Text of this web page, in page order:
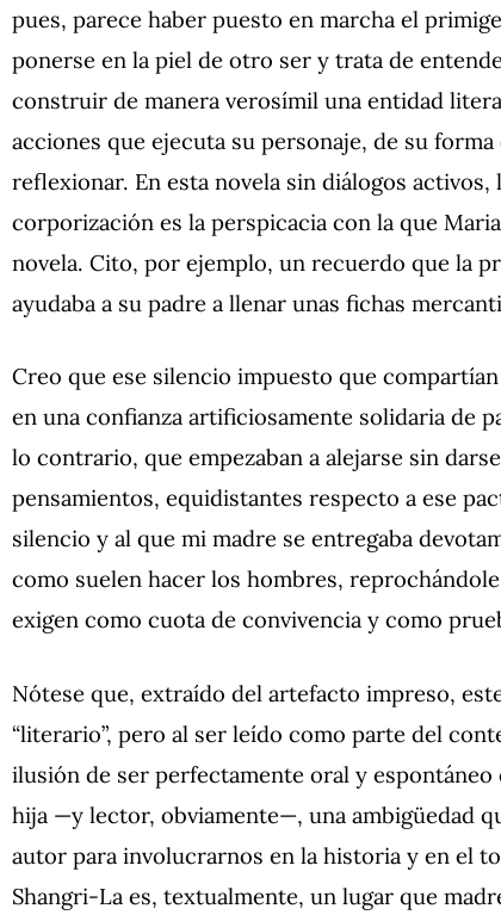
pues, parece haber puesto en marcha el
ponerse en la piel de otro ser y trata de
construir de manera verosímil una entidad
acciones que ejecuta su personaje, de su
reflexionar. En esta novela sin diálogos activos,
corporización es la perspicacia con la que
novela. Cito, por ejemplo, un recuerdo que la
ayudaba a su padre a llenar unas fichas
Creo que ese silencio impuesto que
en una confianza artificiosamente solidaria de
lo contrario, que empezaban a alejarse sin
pensamientos, equidistantes respecto a ese
silencio y al que mi madre se entregaba
como suelen hacer los hombres,
exigen como cuota de convivencia y como
Nótese que, extraído del artefacto impreso,
“literario”, pero al ser leído como parte del
ilusión de ser perfectamente oral y
hija —y lector, obviamente—, una ambigüedad
autor para involucrarnos en la historia y en el
Shangri-La es, textualmente, un lugar que